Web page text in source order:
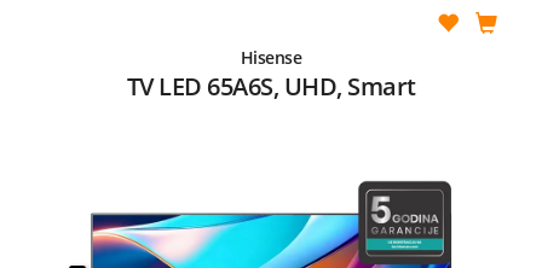
Hisense
TV LED 65A6S, UHD, Smart